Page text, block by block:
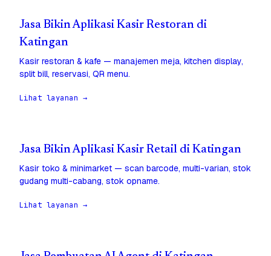
Jasa Bikin Aplikasi Kasir Restoran di
Katingan
Kasir restoran & kafe — manajemen meja, kitchen display,
split bill, reservasi, QR menu.
Lihat layanan →
Jasa Bikin Aplikasi Kasir Retail di Katingan
Kasir toko & minimarket — scan barcode, multi-varian, stok
gudang multi-cabang, stok opname.
Lihat layanan →